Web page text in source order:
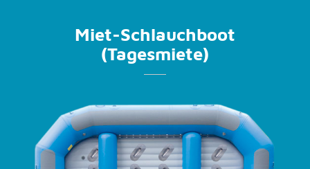
Miet-Schlauchboot
(Tagesmiete)